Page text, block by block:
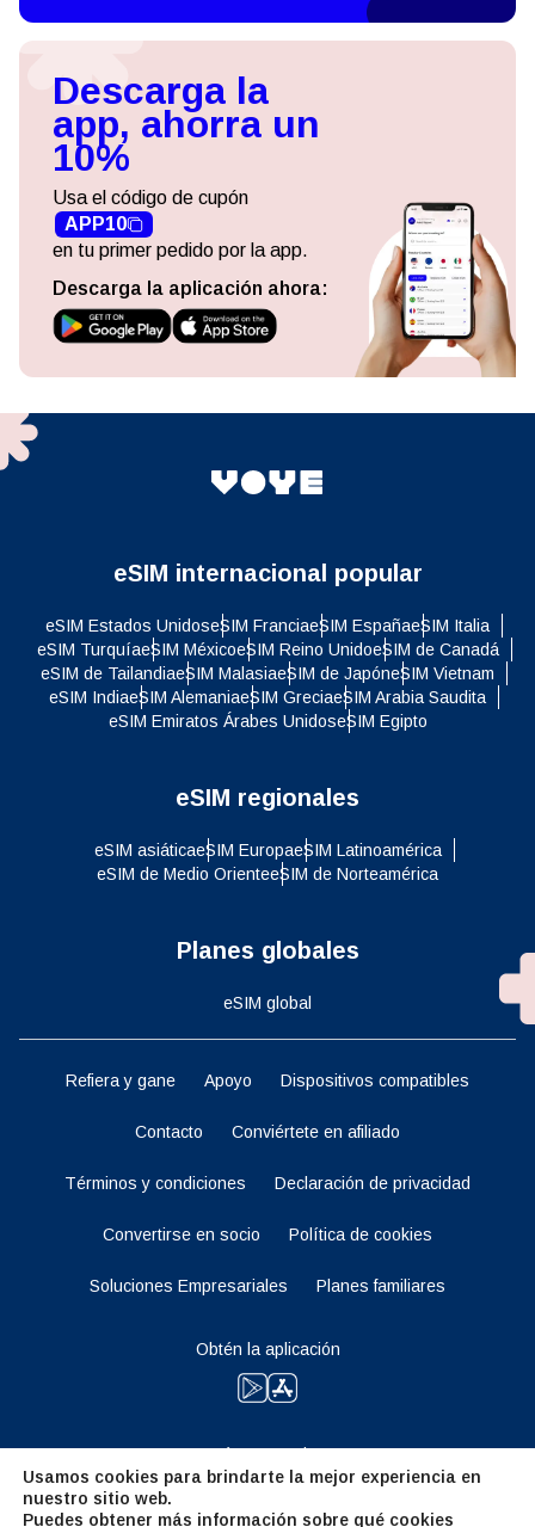
Descarga la
app, ahorra un
10%
Usa el código de cupón
APP10
en tu primer pedido por la app.
Descarga la aplicación ahora:
eSIM internacional popular
eSIM Estados UnidoseSIM FranciaeSIM EspañaeSIM Italia
eSIM TurquíaeSIM MéxicoeSIM Reino UnidoeSIM de Canadá
eSIM de TailandiaeSIM MalasiaeSIM de JapóneSIM Vietnam
eSIM IndiaeSIM AlemaniaeSIM GreciaeSIM Arabia Saudita
eSIM Emiratos Árabes UnidoseSIM Egipto
eSIM regionales
eSIM asiáticaeSIM EuropaeSIM Latinoamérica
eSIM de Medio OrienteeSIM de Norteamérica
Planes globales
eSIM global
Refiera y gane Apoyo Dispositivos compatibles
Contacto Conviértete en afiliado
Términos y condiciones Declaración de privacidad
Convertirse en socio Política de cookies
Soluciones Empresariales Planes familiares
Obtén la aplicación
Manténganse al tanto
Usamos cookies para brindarte la mejor experiencia en
nuestro sitio web.
Puedes obtener más información sobre qué cookies